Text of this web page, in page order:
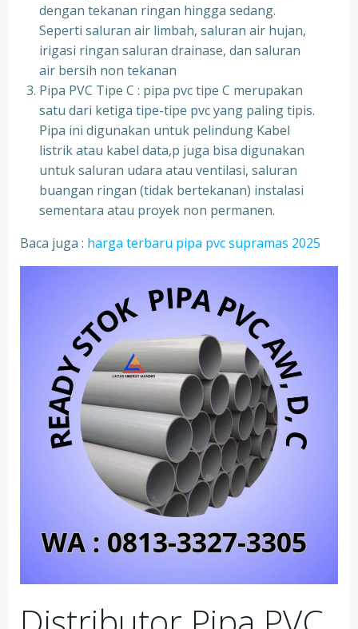
dengan tekanan ringan hingga sedang.
Seperti saluran air limbah, saluran air hujan,
irigasi ringan saluran drainase, dan saluran
air bersih non tekanan
Pipa PVC Tipe C : pipa pvc tipe C merupakan
satu dari ketiga tipe-tipe pvc yang paling tipis.
Pipa ini digunakan untuk pelindung Kabel
listrik atau kabel data,p juga bisa digunakan
untuk saluran udara atau ventilasi, saluran
buangan ringan (tidak bertekanan) instalasi
sementara atau proyek non permanen.
Baca juga : harga terbaru pipa pvc supramas 2025